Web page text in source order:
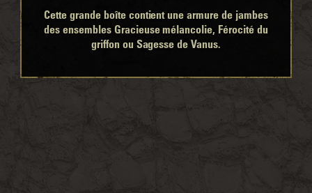
Cette grande boîte contient une armure de jambes
des ensembles Gracieuse mélancolie, Férocité du
griffon ou Sagesse de Vanus.